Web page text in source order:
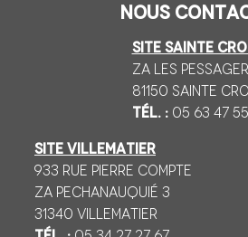
Nous
SITE SAINTE
ZA Les
81150 Sainte
Tél. : 05 63 47
SITE VILLEMATIER
933 Rue Pierre Compte
ZA Pechanauquié 3
31340 VILLEMATIER